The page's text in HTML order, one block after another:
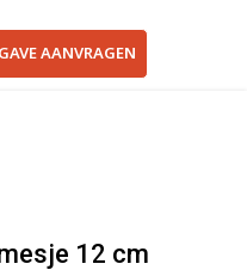
AANVRAGEN
12 cm